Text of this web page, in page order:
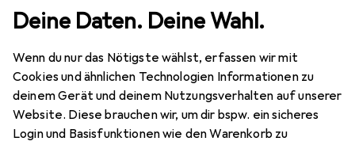
Deine Daten. Deine Wahl.
Wenn du nur das Nötigste wählst, erfassen wir mit
Cookies und ähnlichen Technologien Informationen zu
deinem Gerät und deinem Nutzungsverhalten auf unserer
Website. Diese brauchen wir, um dir bspw. ein sicheres
Login und Basisfunktionen wie den Warenkorb zu
Grundig Digta Transcription Starter Kit 568 (DigtaSoft Pro)
2 Bilder
EUR
499,–